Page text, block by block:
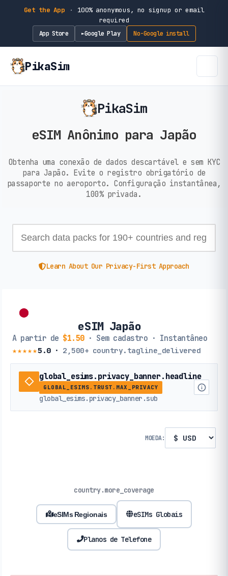
Get the App ·
100% anonymous, no signup or email
required
App Store ►Google Play No-Google install
PikaSim
PikaSim
eSIM Anônimo para Japão
Obtenha uma conexão de dados descartável e sem KYC
para Japão. Evite o registro obrigatório de
passaporte no aeroporto. Configuração instantânea,
100% privada.
Learn About Our Privacy-First Approach
eSIM Japão
A partir de $1.50· Sem cadastro · Instantâneo
★★★★★5.0· 2,500+ country.tagline_delivered
global_esims.privacy_banner.headline
GLOBAL_ESIMS.TRUST.MAX_PRIVACY
global_esims.privacy_banner.sub
MOEDA:
country.more_coverage
eSIMs Regionais eSIMs Globais
Planos de Telefone